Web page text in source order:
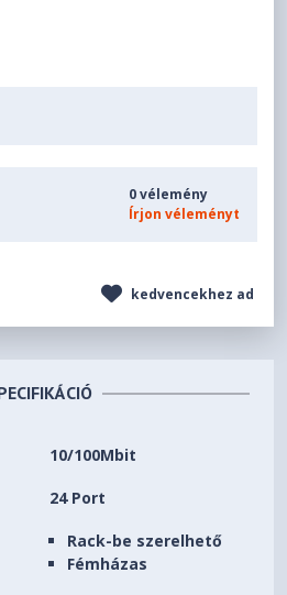
0 vélemény
Írjon véleményt
kedvencekhez ad
10/100Mbit
24 Port
Rack-be szerelhető
Fémházas